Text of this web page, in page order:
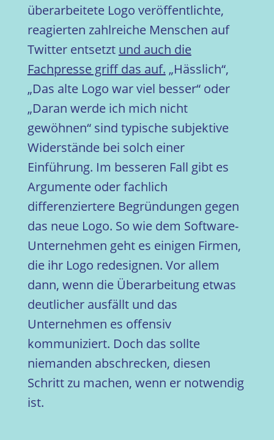
überarbeitete Logo veröffentlichte,
reagierten zahlreiche Menschen auf
Twitter entsetzt und auch die
Fachpresse griff das auf. „Hässlich“,
„Das alte Logo war viel besser“ oder
„Daran werde ich mich nicht
gewöhnen“ sind typische subjektive
Widerstände bei solch einer
Einführung. Im besseren Fall gibt es
Argumente oder fachlich
differenziertere Begründungen gegen
das neue Logo. So wie dem Software-
Unternehmen geht es einigen Firmen,
die ihr Logo redesignen. Vor allem
dann, wenn die Überarbeitung etwas
deutlicher ausfällt und das
Unternehmen es offensiv
kommuniziert. Doch das sollte
niemanden abschrecken, diesen
Schritt zu machen, wenn er notwendig
ist.